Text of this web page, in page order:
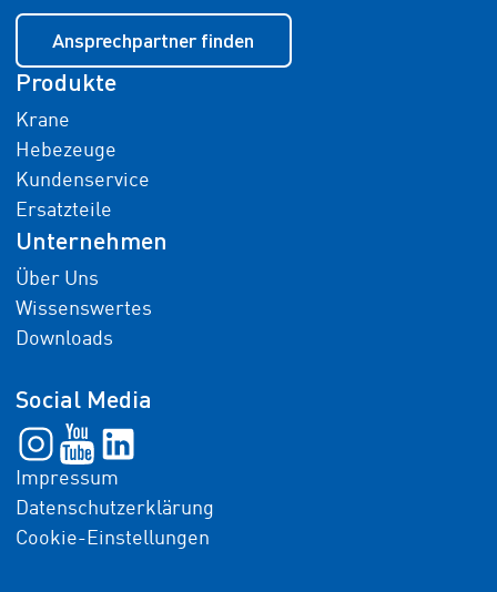
Ansprechpartner finden
Produkte
Krane
Hebezeuge
Kundenservice
Ersatzteile
Unternehmen
Über Uns
Wissenswertes
Downloads
Social Media
Impressum
Datenschutzerklärung
Cookie-Einstellungen